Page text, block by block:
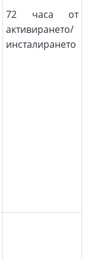
72 часа от
активирането/
инсталирането